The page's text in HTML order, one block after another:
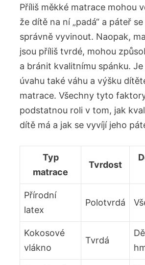
Příliš měkké matrace mohou
že dítě na ní „padá“ a páteř
správně vyvinout. Naopak,
jsou příliš tvrdé, mohou
a bránit kvalitnímu spánku.
úvahu ⁤také váhu a výšku
matrace. Všechny tyto
⁣podstatnou roli v tom, jak
dítě má a jak se vyvíjí jeho
Typ
matrace
Tvrdost
Přírodní
latex
Polotvrdá
Kokosové
vlákno
Tvrdá